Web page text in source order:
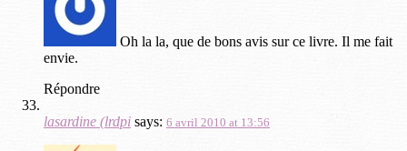
Oh la la, que de bons avis sur ce livre. Il me fait
envie.
Répondre
lasardine (lrdpi says: 6 avril 2010 at 13:56